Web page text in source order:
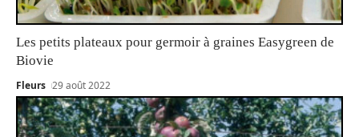
Les petits plateaux pour germoir à graines Easygreen de
Biovie
Fleurs 29 août 2022